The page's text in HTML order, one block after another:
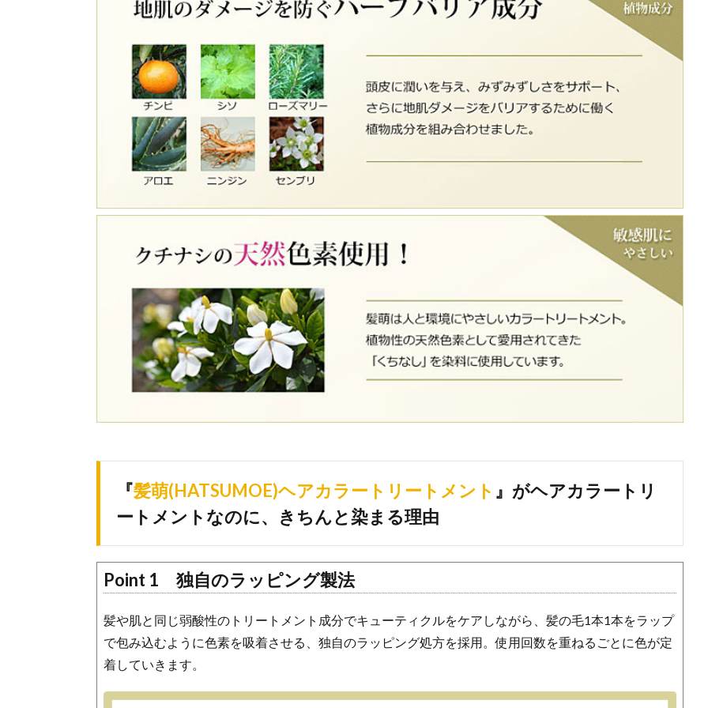
『髪萌(HATSUMOE)ヘアカラートリートメント 』がヘアカラートリ
ートメントなのに、きちんと染まる理由
独自のラッピング製法
髪や肌と同じ弱酸性のトリートメント成分でキューティクルをケアしながら、髪の毛1本1本をラップ
で包み込むように色素を吸着させる、独自のラッピング処方を採用。使用回数を重ねるごとに色が定
着していきます。